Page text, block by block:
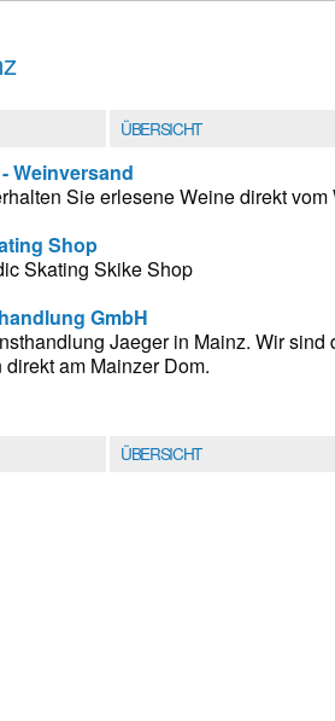
ÜBERSICHT
Weinversand
Sie erlesene Weine direkt vom
Shop
Skating Skike Shop
GmbH
Jaeger in Mainz. Wir
am Mainzer Dom.
ÜBERSICHT